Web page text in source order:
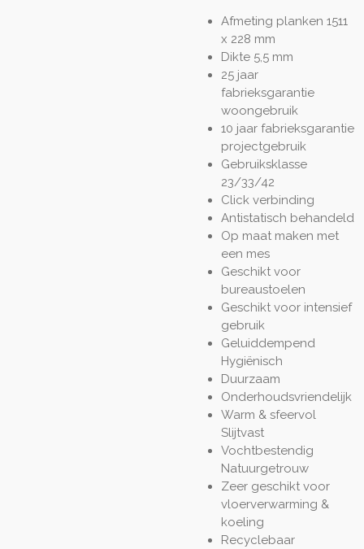
Afmeting planken 1511
x 228 mm
Dikte 5,5 mm
25 jaar
fabrieksgarantie
woongebruik
10 jaar fabrieksgarantie
projectgebruik
Gebruiksklasse
23/33/42
Click verbinding
Antistatisch behandeld
Op maat maken met
een mes
Geschikt voor
bureaustoelen
Geschikt voor intensief
gebruik
Geluiddempend
Hygiënisch
Duurzaam
Onderhoudsvriendelijk
Warm & sfeervol
Slijtvast
Vochtbestendig
Natuurgetrouw
Zeer geschikt voor
vloerverwarming &
koeling
Recyclebaar